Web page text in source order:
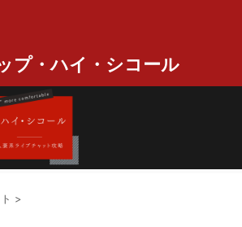
プ・ハイ・シコール
>